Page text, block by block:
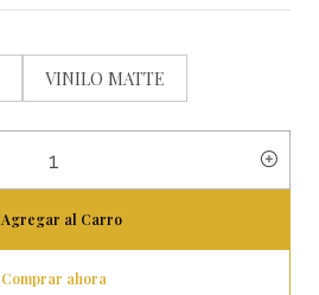
VINILO MATTE
Agregar al Carro
Comprar ahora